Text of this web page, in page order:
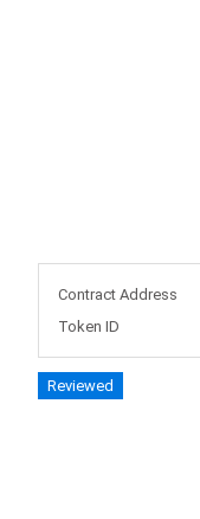
Contract Address
Token ID
Reviewed